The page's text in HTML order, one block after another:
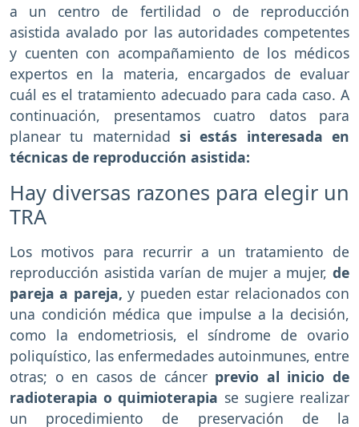
a un centro de fertilidad o de reproducción
asistida avalado por las autoridades competentes
y cuenten con acompañamiento de los médicos
expertos en la materia, encargados de evaluar
cuál es el tratamiento adecuado para cada caso. A
continuación, presentamos cuatro datos para
planear tu maternidad si estás interesada en
técnicas de reproducción asistida:
Hay diversas razones para elegir un
TRA
Los motivos para recurrir a un tratamiento de
reproducción asistida varían de mujer a mujer, de
pareja a pareja, y pueden estar relacionados con
una condición médica que impulse a la decisión,
como la endometriosis, el síndrome de ovario
poliquístico, las enfermedades autoinmunes, entre
otras; o en casos de cáncerprevio al inicio de
radioterapia o quimioterapia se sugiere realizar
un procedimiento de preservación de la